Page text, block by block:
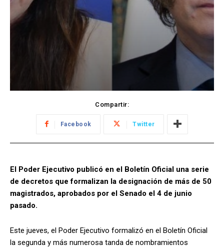
Compartir:
Facebook Twitter
El Poder Ejecutivo publicó en el Boletín Oficial una serie
de decretos que formalizan la designación de más de 50
magistrados, aprobados por el Senado el 4 de junio
pasado.
Este jueves, el Poder Ejecutivo formalizó en el Boletín Oficial
la segunda y más numerosa tanda de nombramientos